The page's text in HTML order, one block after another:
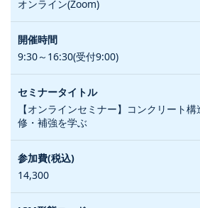
オンライン(Zoom)
9:30～16:30(受付9:00)
【オンラインセミナー】コンクリート
修・補強を学ぶ
14,300